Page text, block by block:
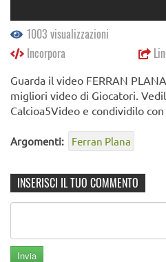
1003 visualizzazioni
Incorpora
Guarda il video FERRAN
migliori video di Giocatori.
Calcioa5Video e condividilo
Argomenti: Ferran Plana
INSERISCI IL TUO COMMENTO